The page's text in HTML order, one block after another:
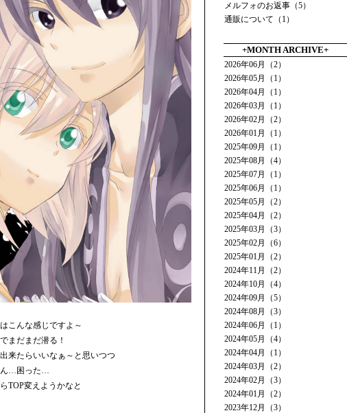
こんな感じですよ～
まだまだ潜る！
来たらいいなぁ～と思いつつ
ん…困った…
TOP変えようかなと
メルフォのお返事（5）
通販について（1）
+MONTH ARCHIVE+
2026年06月（2）
2026年05月（1）
2026年04月（1）
2026年03月（1）
2026年02月（2）
2026年01月（1）
2025年09月（1）
2025年08月（4）
2025年07月（1）
2025年06月（1）
2025年05月（2）
2025年04月（2）
2025年03月（3）
2025年02月（6）
2025年01月（2）
2024年11月（2）
2024年10月（4）
2024年09月（5）
2024年08月（3）
2024年06月（1）
2024年05月（4）
2024年04月（1）
2024年03月（2）
2024年02月（3）
2024年01月（2）
2023年12月（3）